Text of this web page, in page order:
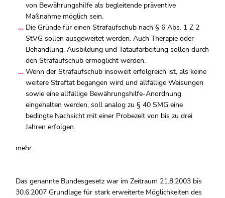
von Bewährungshilfe als begleitende präventive
Maßnahme möglich sein.
Die Gründe für einen Strafaufschub nach § 6 Abs. 1 Z 2
StVG sollen ausgeweitet werden. Auch Therapie oder
Behandlung, Ausbildung und Tataufarbeitung sollen durch
den Strafaufschub ermöglicht werden.
Wenn der Strafaufschub insoweit erfolgreich ist, als keine
weitere Straftat begangen wird und allfällige Weisungen
sowie eine allfällige Bewährungshilfe-Anordnung
eingehalten werden, soll analog zu § 40 SMG eine
bedingte Nachsicht mit einer Probezeit von bis zu drei
Jahren erfolgen.
mehr…
Das genannte Bundesgesetz war im Zeitraum 21.8.2003 bis
30.6.2007 Grundlage für stark erweiterte Möglichkeiten des